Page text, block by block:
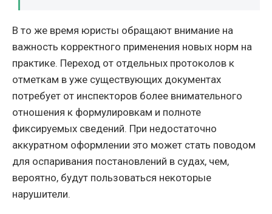
В то же время юристы обращают внимание на
важность корректного применения новых норм на
практике. Переход от отдельных протоколов к
отметкам в уже существующих документах
потребует от инспекторов более внимательного
отношения к формулировкам и полноте
фиксируемых сведений. При недостаточно
аккуратном оформлении это может стать поводом
для оспаривания постановлений в судах, чем,
вероятно, будут пользоваться некоторые
нарушители.